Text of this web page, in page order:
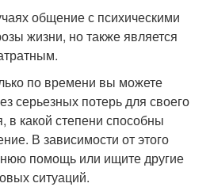
общение с психическими
жизни, но также является
по времени вы можете
серьезных потерь для своего
в какой степени способны
В зависимости от этого
помощь или ищите другие
ситуаций.